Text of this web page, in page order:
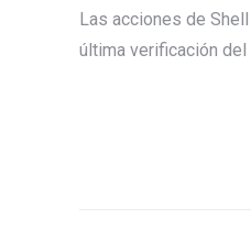
Las acciones de
última verificación del